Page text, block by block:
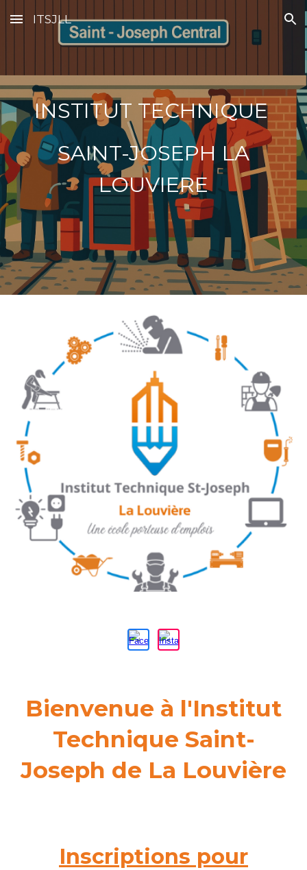
Skip to main content Skip to navigation
ITSJLL
INSTITUT TECHNIQUE
SAINT-JOSEPH LA
LOUVIERE
Bienvenue à l'Institut
Technique Saint-
Joseph de La Louvière
Inscriptions pour